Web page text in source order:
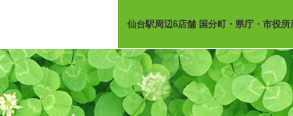
仙台駅周辺6店舗 国分町・県庁・市役